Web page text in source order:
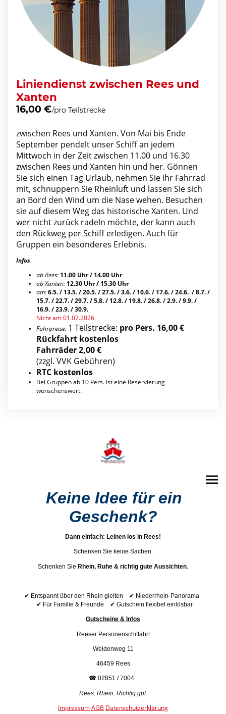
Liniendienst zwischen Rees und
Xanten
16,00 €/pro Teilstrecke
zwischen Rees und Xanten. Von Mai bis Ende
September pendelt unser Schiff an jedem
Mittwoch in der Zeit zwischen 11.00 und 16.30
zwischen Rees und Xanten hin und her. Gönnen
Sie sich einen Tag Urlaub, nehmen Sie ihr Fahrrad
mit, schnuppern Sie Rheinluft und lassen Sie sich
an Bord den Wind um die Nase wehen. Besuchen
sie auf diesem Weg das historische Xanten. Und
wer nicht zurück radeln möchte, der kann auch
den Rückweg per Schiff erledigen. Auch für
Gruppen ein besonderes Erlebnis.
Infos
ab Rees: 11.00 Uhr / 14.00 Uhr
ab Xanten: 12.30 Uhr / 15.30 Uhr
am:6.5. / 13.5. / 20.5. / 27.5. / 3.6. / 10.6. / 17.6. / 24.6. / 8.7. /
15.7. / 22.7. / 29.7. / 5.8. / 12.8. / 19.8. / 26.8. / 2.9. / 9.9. /
16.9. / 23.9. / 30.9.
Nicht am 01.07.2026
Fahrpreise: 1 Teilstrecke: pro Pers. 16,00 €
Rückfahrt kostenlos
Fahrräder 2,00 €
(zzgl. VVK Gebühren)
RTC kostenlos
Bei Gruppen ab 10 Pers. ist eine Reservierung
wünschenswert.
Keine Idee für ein
Geschenk?
Dann einfach: Leinen los in Rees!
Schenken Sie keine Sachen.
Schenken Sie Rhein, Ruhe & richtig gute Aussichten
✔ Entspannt über den Rhein gleiten ✔ Niederrhein-Panorama
✔ Für Familie & Freunde ✔ Gutschein flexibel einlösbar
Gutscheine & Infos
Reeser Personenschiffahrt
Weidenweg 11
46459 Rees
☎ 02851 / 7004
Rees. Rhein. Richtig gut.
ImpressumAGB Datenschutzerklärung